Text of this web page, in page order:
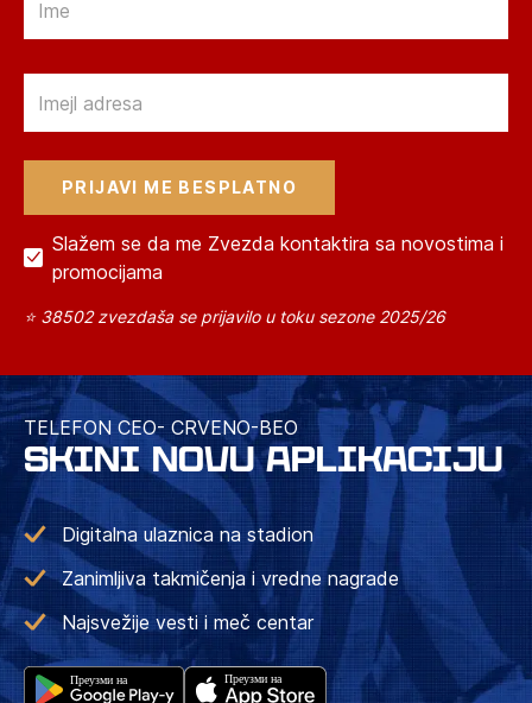
Slažem se da me Zvezda kontaktira sa novostima i
promocijama
⭐ 38502 zvezdaša se prijavilo u toku sezone 2025/26
TELEFON CEO- CRVENO-BEO
SKINI NOVU APLIKACIJU
Digitalna ulaznica na stadion
Zanimljiva takmičenja i vredne nagrade
Najsvežije vesti i meč centar